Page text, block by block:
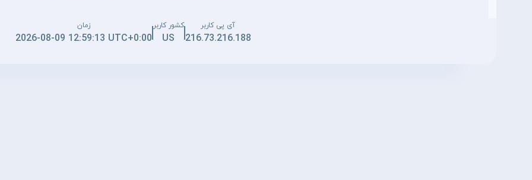
آی پی کاربر
216.73.216.188
کشور کاربر
US
زمان
2026-08-09 12:59:13 UTC+0:00